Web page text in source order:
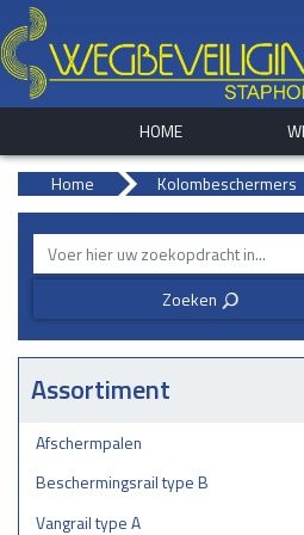
HOME
Home Kolombeschermers
Zoeken 3
Assortiment
Afschermpalen
Beschermingsrail type B
Vangrail type A